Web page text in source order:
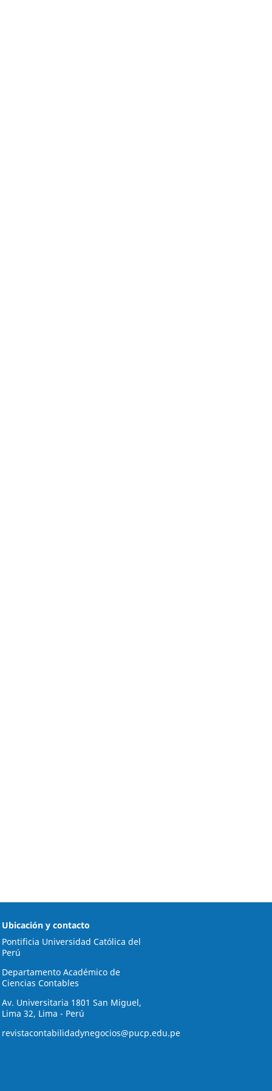
Ubicación y contacto
Pontificia Universidad Católica del
Perú
Departamento Académico de
Ciencias Contables
Av. Universitaria 1801 San Miguel,
Lima 32, Lima - Perú
revistacontabilidadynegocios@pucp.edu.pe